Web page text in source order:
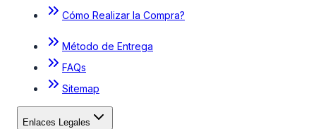
Cómo Realizar la Compra?
Método de Entrega
FAQs
Sitemap
Enlaces Legales